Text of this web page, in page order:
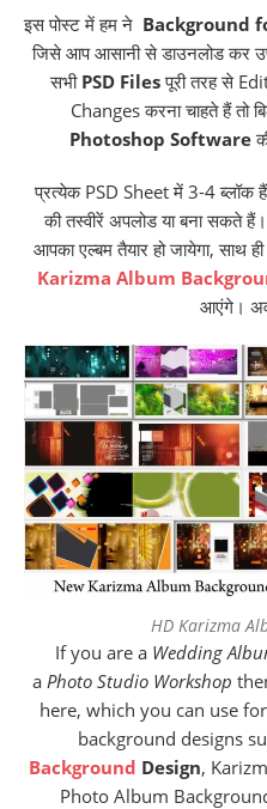
इस पोस्ट में हम ने Background
जिसे आप आसानी से डाउनलोड कर
सभी PSD Filesपूरी तरह से
Changes करना चाहते हैं तो
Photoshop Software
प्रत्येक PSD Sheet में 3-4 ब्लॉक
की तस्वीरें अपलोड या बना सकते
आपका एल्बम तैयार हो जायेगा, साथ
Karizma Album
आएंगे।
HD Karizma
If you are a Wedding
a Photo Studio Workshop
here, which you can use
background designs
Background Design,
Photo Album